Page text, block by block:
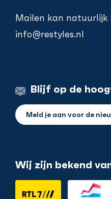
Mailen kan
info@restyles.nl
Blijf op de
Meld je aan voor de
Wij zijn bekend